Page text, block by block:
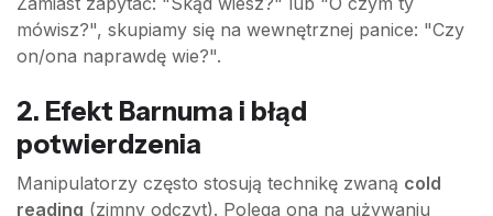
mówisz?", skupiamy się na wewnętrznej panice: "Czy
on/ona naprawdę wie?".
2. Efekt Barnuma i błąd
potwierdzenia
Manipulatorzy często stosują technikę zwaną cold
reading (zimny odczyt). Polega ona na używaniu